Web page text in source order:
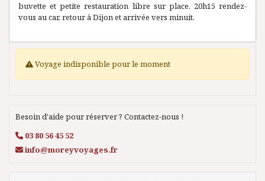
buvette et petite restauration libre sur place. 20h15 rendez-
vous au car, retour à Dijon et arrivée vers minuit.
Voyage indisponible pour le moment
Besoin d'aide pour réserver ? Contactez-nous !
03 80 56 45 52
info@moreyvoyages.fr